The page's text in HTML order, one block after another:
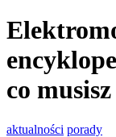
co
aktualności porady